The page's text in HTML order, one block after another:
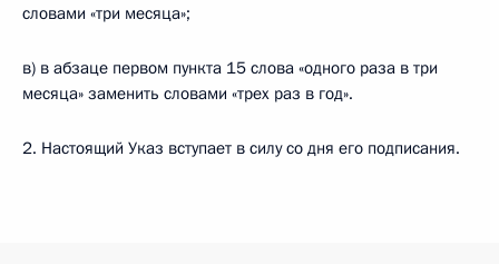
словами «три месяца»;
в) в абзаце первом пункта 15 слова «одного раза в три
месяца» заменить словами «трех раз в год».
2. Настоящий Указ вступает в силу со дня его подписания.